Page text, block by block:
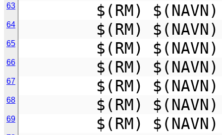
63
$(RM)
64
$(RM)
65
$(RM)
66
$(RM)
67
$(RM)
68
$(RM)
69
$(RM)